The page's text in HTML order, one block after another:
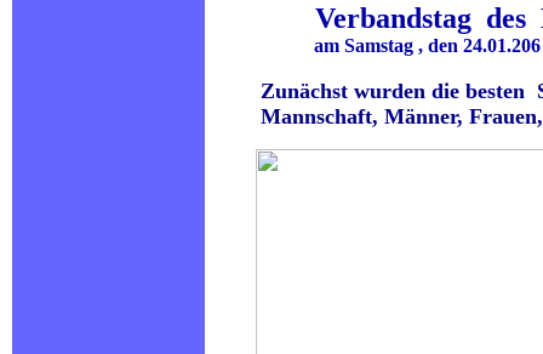
Verbandstag
am Samstag , den 24.01.206
Zunächst wurden die
Mannschaft, Männer,